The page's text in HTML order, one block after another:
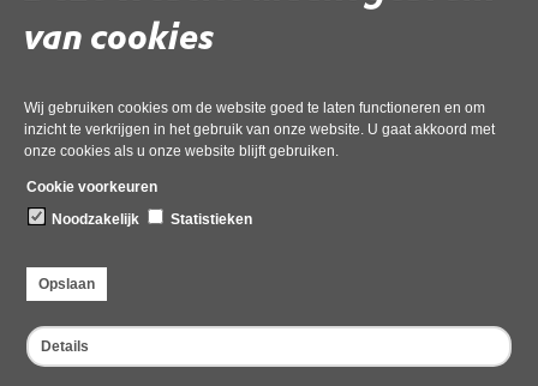
van cookies
Wij gebruiken cookies om de website goed te laten functioneren en om
inzicht te verkrijgen in het gebruik van onze website. U gaat akkoord met
onze cookies als u onze website blijft gebruiken.
Cookie voorkeuren
Noodzakelijk
Statistieken
Opslaan
Details
Bezoekadres
Dampten 2, 1624 NR Hoorn
Postbus 2095, 1620 EB Hoorn
Openingstijden kantoor
Maandag tot en met vrijdag*
van 08:00 tot 16:30